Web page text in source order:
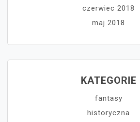
czerwiec 2018
maj 2018
KATEGORIE
fantasy
historyczna